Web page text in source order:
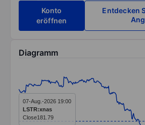
Konto
eröffnen
Entdecken
Diagramm
Line chart with 298 data points.
The chart has 1 X axis displaying
The chart has 1 Y axis
07-Aug.-2026 19:00
LSTR:xnas
Close181.79